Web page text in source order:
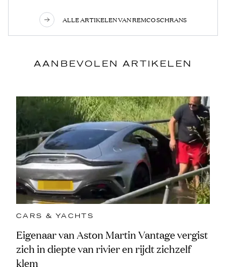
ALLE ARTIKELEN VAN REMCO SCHRANS
AANBEVOLEN ARTIKELEN
CARS & YACHTS
Eigenaar van Aston Martin Vantage vergist
zich in diepte van rivier en rijdt zichzelf
klem